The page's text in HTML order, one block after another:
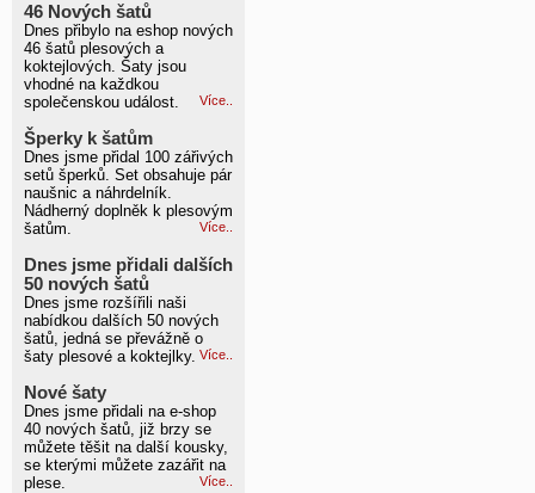
46 Nových šatů
Dnes přibylo na eshop nových
46 šatů plesových a
koktejlových. Šaty jsou
vhodné na každkou
společenskou událost.
Více..
Šperky k šatům
Dnes jsme přidal 100 zářivých
setů šperků. Set obsahuje pár
naušnic a náhrdelník.
Nádherný doplněk k plesovým
šatům.
Více..
Dnes jsme přidali dalších
50 nových šatů
Dnes jsme rozšířili naši
nabídkou dalších 50 nových
šatů, jedná se převážně o
šaty plesové a koktejlky. Více..
Nové šaty
Dnes jsme přidali na e-shop
40 nových šatů, již brzy se
můžete těšit na další kousky,
se kterými můžete zazářit na
plese.
Více..